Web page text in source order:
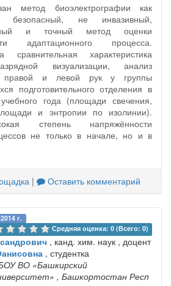
метод биоэлектрографии как
безопасный, не инвазивный,
и точный метод оценки
адаптационного процесса.
сравнительная характеристика
визуализации, анализ
правой и левой рук у группы
подготовительного отделения в
года (площади свечения,
и энтропии по изолинии).
степень напряжённости
не только в начале, но и в
| Оставить комментарий
г.
Средняя оценка: 0 (Всего: 0)
, канд. хим. наук , доцент
, студентка
ВО «Башкирский
, Башкортостан Респ